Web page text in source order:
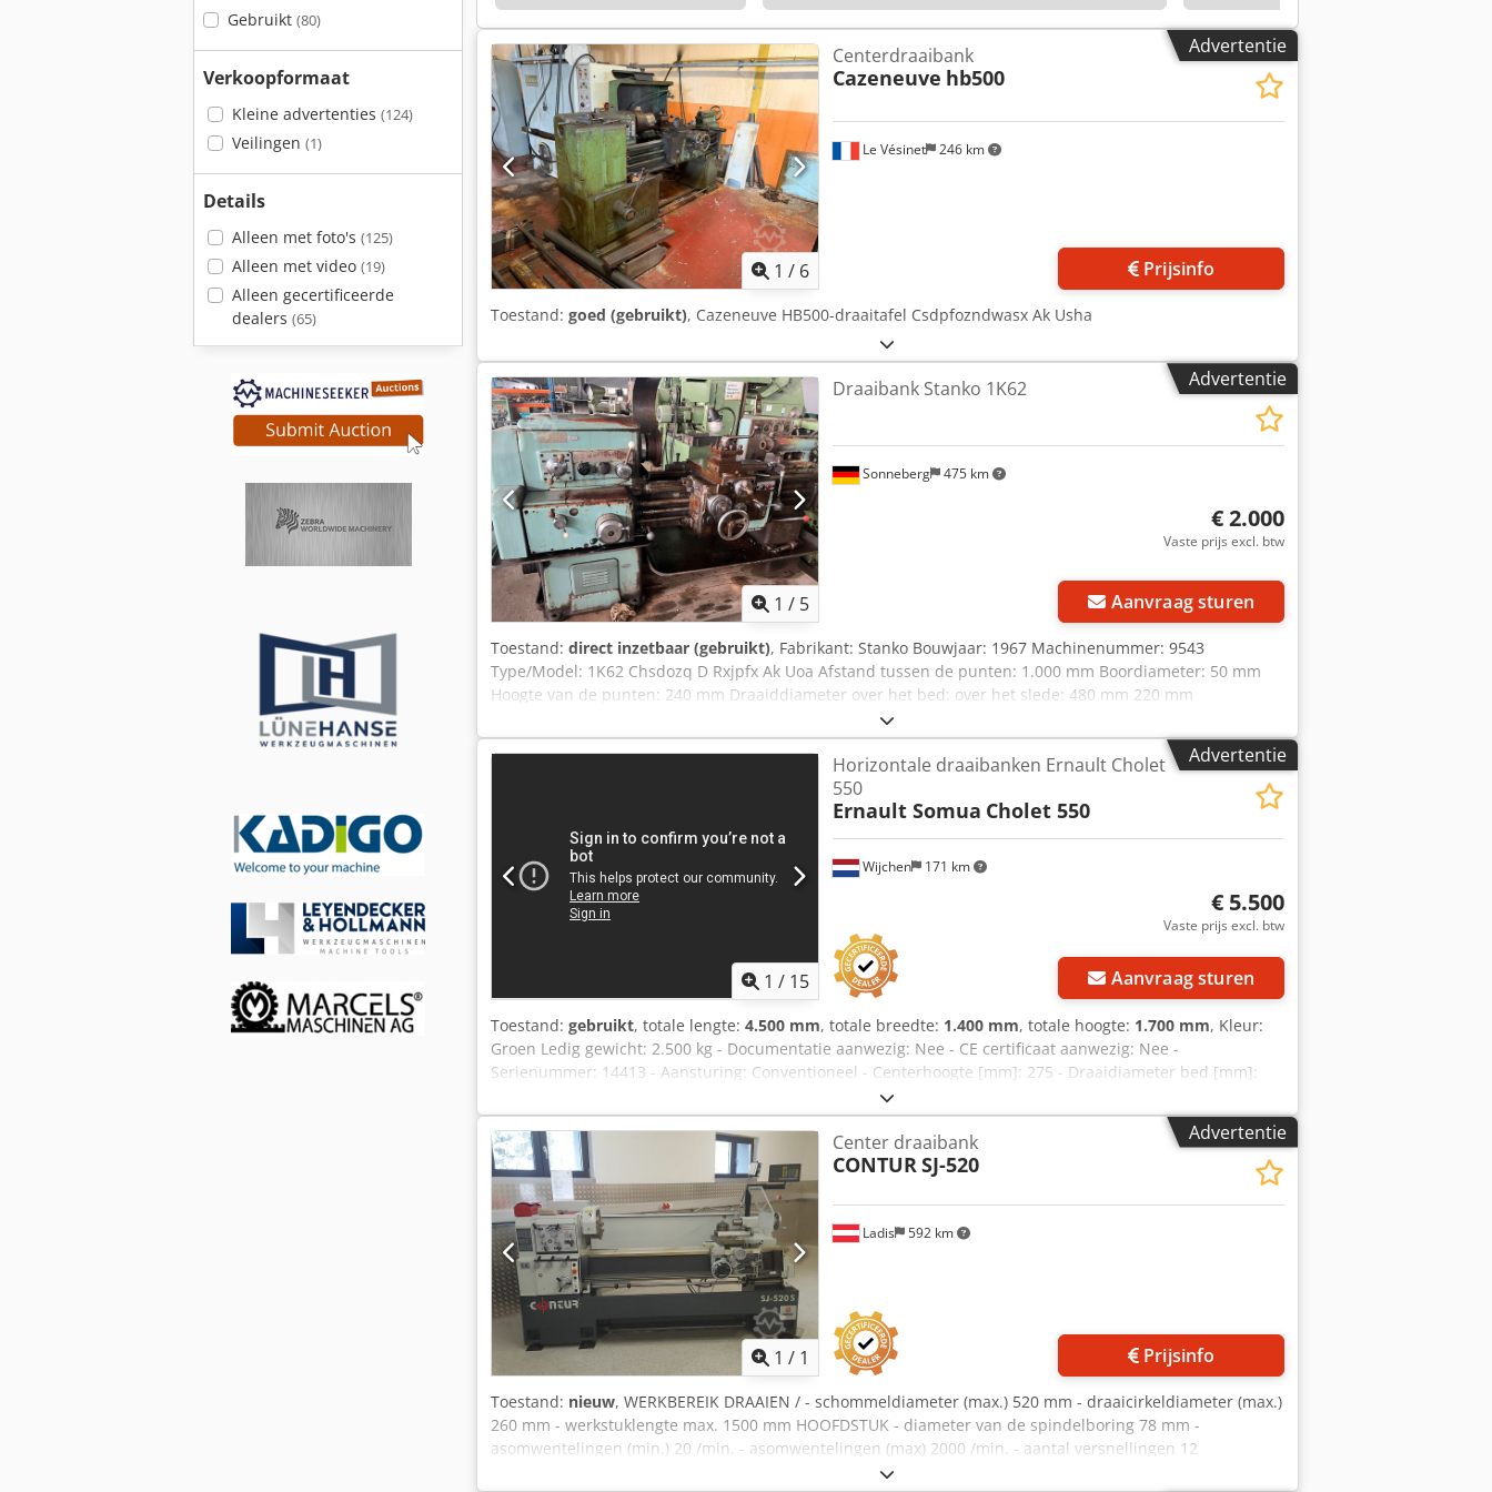
Gebruikt (80)
Verkoopformaat
Kleine advertenties (124)
Veilingen (1)
Details
Alleen met foto's (125)
Alleen met video (19)
Alleen gecertificeerde
dealers (65)
Advertentie
1 / 6
Le Vésinet 246 km
Centerdraaibank
Cazeneuve hb500
Prijsinfo
Toestand: goed (gebruikt), Cazeneuve HB500-draaitafel Csdpfozndwasx Ak Usha
Advertentie
1 / 5
Sonneberg 475 km
Draaibank Stanko 1K62
€ 2.000
Vaste prijs excl. btw
Aanvraag sturen
Toestand: direct inzetbaar (gebruikt), Fabrikant: Stanko Bouwjaar: 1967 Machinenummer: 9543
Type/Model: 1K62 Chsdozq D Rxjpfx Ak Uoa Afstand tussen de punten: 1.000 mm Boordiameter: 50 mm
Hoogte van de punten: 240 mm Draaiddiameter over het bed: over het slede: 480 mm 220 mm
Toerentalbereik: 12,5 tot 2.000 toeren/min Voeding, longitudinaal: radiaal: Aansluiting:
Accessoires/uitrusting: 4-delige stalen steun, 250 mm 3-klauwplaat, vlakplaat Staat: goed Gewicht: ca. 2,5
Advertentie
1 / 15
Wijchen 171 km
Horizontale draaibanken Ernault Cholet
550
Ernault Somua Cholet 550
€ 5.500
Vaste prijs excl. btw
Aanvraag sturen
Toestand: gebruikt, totale lengte: 4.500 mm, totale breedte: 1.400 mm, totale hoogte: 1.700 mm, Kleur:
Groen Ledig gewicht: 2.500 kg - Documentatie aanwezig: Nee - CE certificaat aanwezig: Nee -
Serienummer: 14413 - Aansturing: Conventioneel - Centerhoogte [mm]: 275 - Draaidiameter bed [mm]:
550 - Centerafstand [mm]: 2000 - Bedbreedte [mm]: 385 - Spindeldoorlaat [mm]: 60 - Min.
spindelsnelheid [rpm]: 35 - Max. spindelsnelheid [rpm]: 1600 - Opties: Drieklauw, Digitale uitlezing, Vaste
bril, Vierklauw, Snelwisselhouder - Transportafmetingen: 4500mm x 1400mm x 1700mm (l x b x h) -
Transportgewicht [kg]: 2500kg Financiële informatie BTW: De getoonde prijs is exclusief BTW BTW/marge:
BTW verrekenbaar voor ondernemers Levering en inruil altijd mogelijk van alles in de industriële sectoren
Chsdpfxszhuzcj Ak Uea Lukas van Rossum
Advertentie
1 / 1
Ladis 592 km
Center draaibank
CONTUR SJ-520
Prijsinfo
Toestand: nieuw, WERKBEREIK DRAAIEN / - schommeldiameter (max.) 520 mm - draaicirkeldiameter (max.)
260 mm - werkstuklengte max. 1500 mm HOOFDSTUK - diameter van de spindelboring 78 mm -
asomwentelingen (min.) 20 /min. - asomwentelingen (max) 2000 /min. - aantal versnellingen 12
Csdpfxefcqtde Ak Ujha - spindeldiameter 78 mm SCHROEFSPINDEL - vooruitgaan z-as (min.) 0,05 mm/r -